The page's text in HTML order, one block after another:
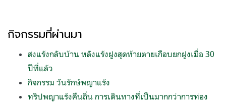
กิจกรรมที่ผ่านมา
ส่งแร้งกลับบ้าน หลังแร้งฝูงสุดท้ายตายเกือบยกฝูงเมื่อ 30
ปีที่แล้ว
กิจกรรม วันรักษ์พญาแร้ง
ทริปพญาแร้งคืนถิ่น การเดินทางที่เป็นมากกว่าการท่อง